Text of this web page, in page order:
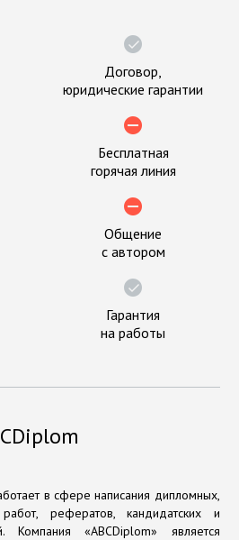
Договор,
юридические гарантии
Бесплатная
горячая линия
Общение
с автором
Гарантия
на работы
в сфере написания дипломных,
рефератов, кандидатских и
Компания «ABCDiplom» является